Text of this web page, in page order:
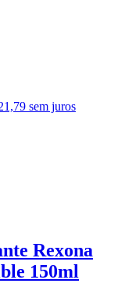
sem juros
Rexona
150ml